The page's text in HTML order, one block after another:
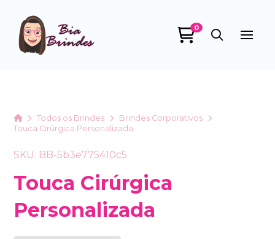
0
HomeTodos os Brindes
Brindes Corporativos
Touca Cirúrgica Personalizada
SKU: BB-5b3e775410c5
Touca Cirúrgica
Personalizada